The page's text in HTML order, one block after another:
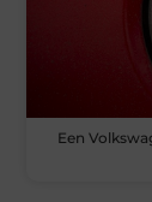
Een